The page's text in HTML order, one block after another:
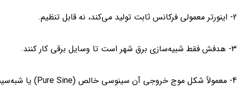
2- اینورتر معمولی فرکانس ثابت تولید می‌کند، نه قابل تنظیم.
3- هدفش فقط شبیه‌سازی برق شهر است تا وسایل برقی کار کنند.
4- معمولاً شکل موج خروجی آن سینوسی خالص (Pure Sine) یا شبه‌سینوسی است.